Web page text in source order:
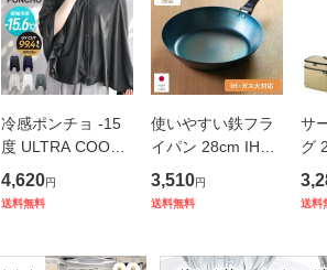
冷感ポンチョ -15
度 ULTRA COOL
UV PONCHO SOL
LESS UVカット JI
冷感 抗菌 防臭 フ
4,620円
送料無料
使いやすい鉄フラ
イパン 28cm IH対
応 こだわり職人 日
本製 藤田金属 （
パン フライパン 炒
3,510円
送料無料
サ
グ
ラ
ル
送料